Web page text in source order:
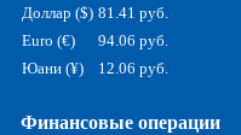
Доллар ($) 81.41 руб.
Euro (€)
94.06 руб.
Юани (¥)
12.06 руб.
Финансовые операции